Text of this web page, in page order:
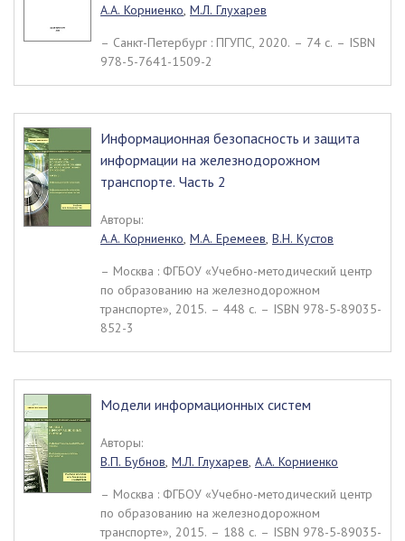
А.А. Корниенко, М.Л. Глухарев
– Санкт-Петербург : ПГУПС, 2020. – 74 c. – ISBN
978-5-7641-1509-2
Информационная безопасность и защита
информации на железнодорожном
транспорте. Часть 2
Авторы:
А.А. Корниенко, М.А. Еремеев, В.Н. Кустов
– Москва : ФГБОУ «Учебно-методический центр
по образованию на железнодорожном
транспорте», 2015. – 448 c. – ISBN 978-5-89035-
852-3
Модели информационных систем
Авторы:
В.П. Бубнов, М.Л. Глухарев, А.А. Корниенко
– Москва : ФГБОУ «Учебно-методический центр
по образованию на железнодорожном
транспорте», 2015. – 188 c. – ISBN 978-5-89035-